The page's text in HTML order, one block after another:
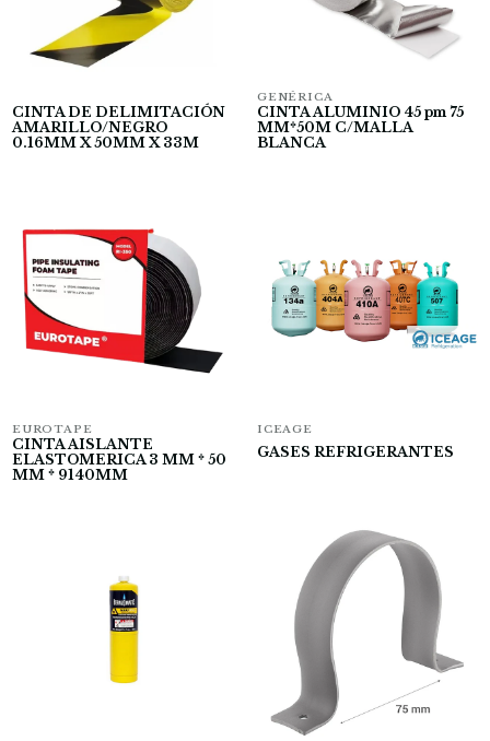
CINTA DE DELIMITACIÓN
AMARILLO/NEGRO
0.16MM X 50MM X 33M
GENÉRICA
CINTA ALUMINIO 45 pm 75
MM*50M C/MALLA
BLANCA
EUROTAPE
CINTA AISLANTE
ELASTOMERICA 3 MM * 50
MM * 9140MM
ICEAGE
GASES REFRIGERANTES